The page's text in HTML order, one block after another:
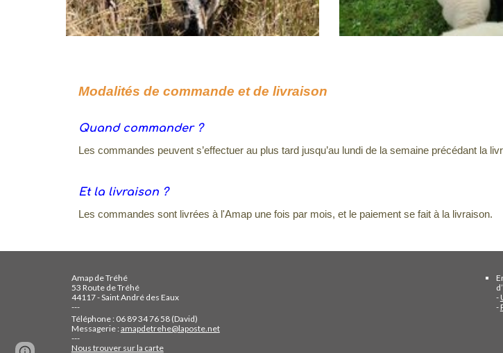
Modalités de commande et de livraison
Quand commander ?
Les commandes peuvent s’effectuer au plus tard jusqu’au lundi de la semaine précédant la
Et la livraison ?
Les commandes sont livrées à l'Amap une fois par mois, et le paiement se fait à la livraison.
Amap de Tréhé
53 Route de Tréhé
44117 - Saint André des Eaux
---
Téléphone : 06 89 34 76 58 (David)
Messagerie :amapdetrehe@laposte.net
---
Nous trouver sur la carte
-
-